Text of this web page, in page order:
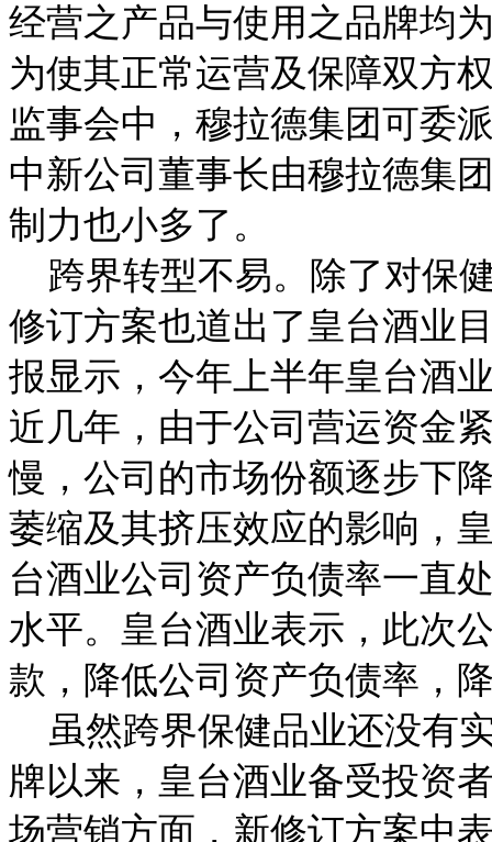
经营之产品与使用之品牌均
为使其正常运营及保障双方
监事会中，穆拉德集团可委
中新公司董事长由穆拉德集
制力也小多了。
跨界转型不易。除了对保
修订方案也道出了皇台酒业
报显示，今年上半年皇台酒
近几年，由于公司营运资金
慢，公司的市场份额逐步下
萎缩及其挤压效应的影响，
台酒业公司资产负债率一直
水平。皇台酒业表示，此次
款，降低公司资产负债率，
虽然跨界保健品业还没有
牌以来，皇台酒业备受投资
场营销方面，新修订方案中